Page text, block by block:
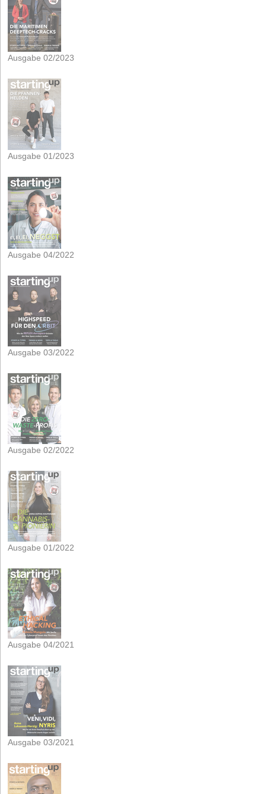
Ausgabe 02/2023
Ausgabe 01/2023
Ausgabe 04/2022
Ausgabe 03/2022
Ausgabe 02/2022
Ausgabe 01/2022
Ausgabe 04/2021
Ausgabe 03/2021